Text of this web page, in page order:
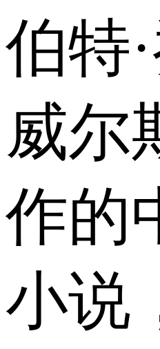
伯特
威尔
作的
小说